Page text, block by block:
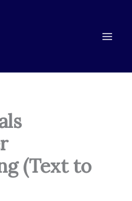
(Text to